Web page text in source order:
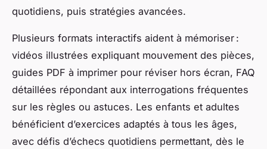
quotidiens, puis stratégies avancées.
Plusieurs formats interactifs aident à mémoriser :
vidéos illustrées expliquant mouvement des pièces,
guides PDF à imprimer pour réviser hors écran, FAQ
détaillées répondant aux interrogations fréquentes
sur les règles ou astuces. Les enfants et adultes
bénéficient d’exercices adaptés à tous les âges,
avec défis d’échecs quotidiens permettant, dès le